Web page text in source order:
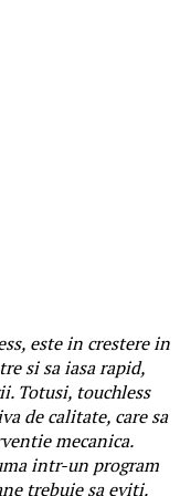
este in crestere in
si sa iasa rapid,
Totusi, touchless
de calitate, care sa
mecanica.
intr-un program
trebuie sa eviti.